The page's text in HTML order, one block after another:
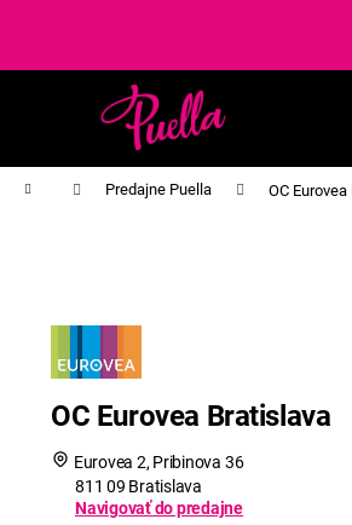
Domov Predajne Puella OC
OC Eurovea Bratislava
Eurovea 2, Pribinova 36
811 09 Bratislava
Navigovať do predajne
š